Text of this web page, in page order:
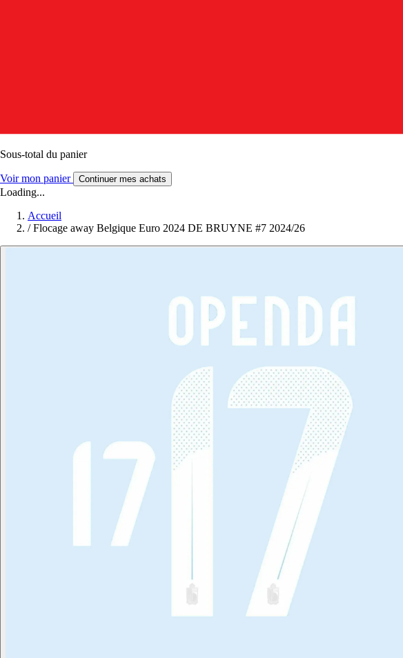
Sous-total du panier
Voir mon panier Continuer mes achats
Loading...
Accueil
/ Flocage away Belgique Euro 2024 DE BRUYNE #7 2024/26